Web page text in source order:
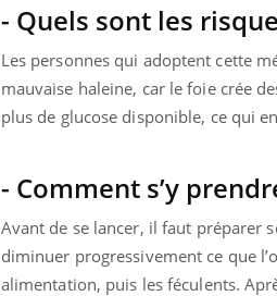
- Quels sont les
Les personnes qui adoptent cette
mauvaise haleine, car le foie crée
plus de glucose disponible, ce qui
- Comment s’y
Avant de se lancer, il faut préparer
diminuer progressivement ce que
alimentation, puis les féculents.